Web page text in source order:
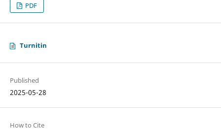
PDF
Turnitin
Published
2025-05-28
How to Cite